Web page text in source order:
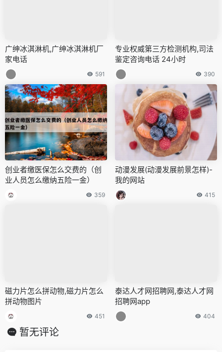
广绅冰淇淋机,广绅冰淇淋机厂
家电话
591
专业权威第三方检测机构,司法
鉴定咨询电话 24小时
390
创业者缴医保怎么交费的（创
业人员怎么缴纳五险一金）
359
动漫发展(动漫发展前景怎样)-
我的网站
415
磁力片怎么拼动物,磁力片怎么
拼动物图片
451
泰达人才网招聘网,泰达人才网
招聘网app
404
暂无评论